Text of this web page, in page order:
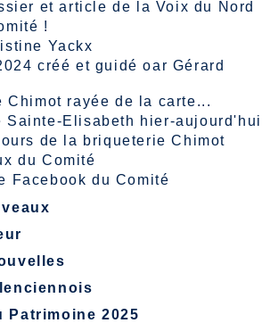
et article de la Voix du Nord
!
Yackx
créé et guidé oar Gérard
Chimot rayée de la carte...
Sainte-Elisabeth hier-aujourd'hui
de la briqueterie Chimot
du Comité
Facebook du Comité
Patrimoine 2025